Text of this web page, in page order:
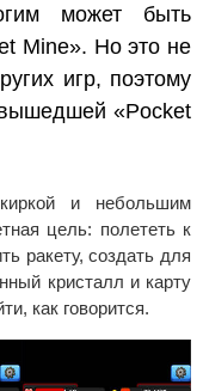
может быть
Mine». Но это не
игр, поэтому
«Pocket
и небольшим
цель: полететь к
ракету, создать для
кристалл и карту
как говорится.